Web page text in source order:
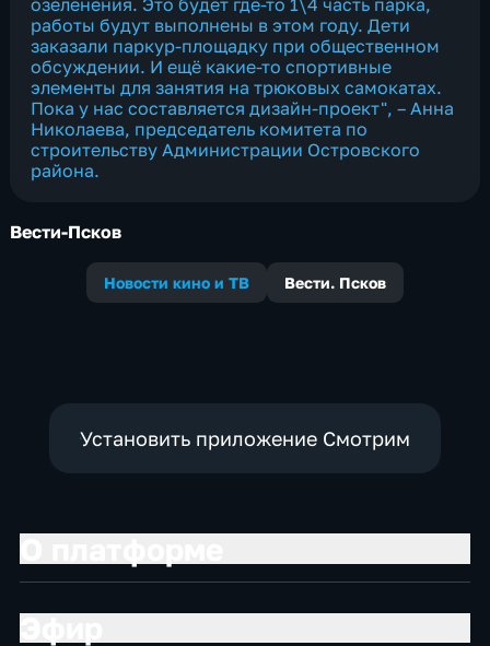
озеленения. Это будет где-то 1\4 часть парка,
работы будут выполнены в этом году. Дети
заказали паркур-площадку при общественном
обсуждении. И ещё какие-то спортивные
элементы для занятия на трюковых самокатах.
Пока у нас составляется дизайн-проект", – Анна
Николаева, председатель комитета по
строительству Администрации Островского
района.
Вести-Псков
Новости кино и ТВ Вести. Псков
Установить приложение Смотрим